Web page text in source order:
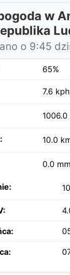
w
o 9:45
65%
7.6
1006.0
10.0
0.0 mm